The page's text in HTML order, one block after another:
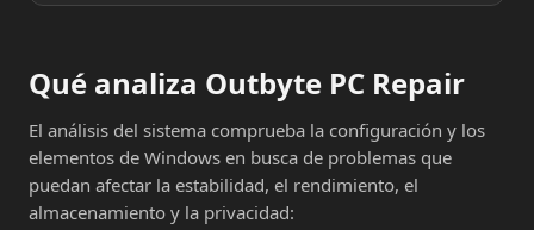
Qué analiza Outbyte PC Repair
El análisis del sistema comprueba la configuración y los
elementos de Windows en busca de problemas que
puedan afectar la estabilidad, el rendimiento, el
almacenamiento y la privacidad: